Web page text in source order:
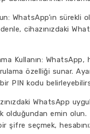
WhatsApp’ın
cihazınızdaki
Kullanın: WhatsApp,
özelliği sunar.
PIN kodu
WhatsApp
olduğundan emin
şifre seçmek,